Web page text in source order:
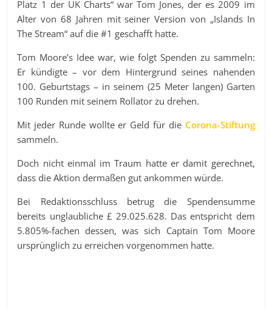
Platz 1 der UK Charts“ war Tom Jones, der es 2009 im
Alter von 68 Jahren mit seiner Version von „Islands In
The Stream“ auf die #1 geschafft hatte.
Tom Moore’s Idee war, wie folgt Spenden zu sammeln:
Er kündigte – vor dem Hintergrund seines nahenden
100. Geburtstags – in seinem (25 Meter langen) Garten
100 Runden mit seinem Rollator zu drehen.
Mit jeder Runde wollte er Geld für die Corona-Stiftung
sammeln.
Doch nicht einmal im Traum hatte er damit gerechnet,
dass die Aktion dermaßen gut ankommen würde.
Bei Redaktionsschluss betrug die Spendensumme
bereits unglaubliche £ 29.025.628. Das entspricht dem
5.805%-fachen dessen, was sich Captain Tom Moore
ursprünglich zu erreichen vorgenommen hatte.